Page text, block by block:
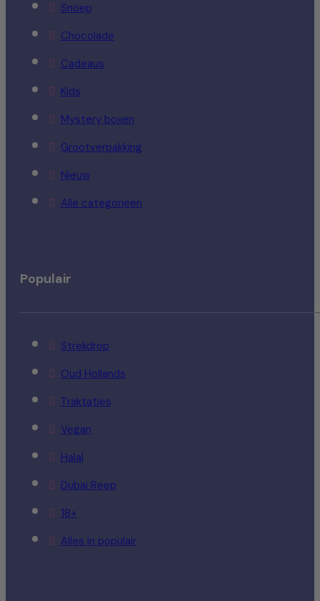
Snoep
Chocolade
Cadeaus
Kids
Mystery boxen
Grootverpakking
Nieuw
Alle categorieën
Populair
Strekdrop
Oud Hollands
Traktaties
Vegan
Halal
Dubai Reep
18+
Alles in populair